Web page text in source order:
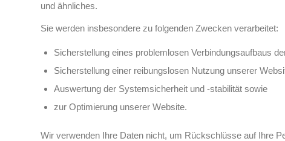
und ähnliches.
Sie werden insbesondere zu folgenden Zwecken verarbeitet:
Sicherstellung eines problemlosen Verbindungsaufbaus
Sicherstellung einer reibungslosen Nutzung unserer
Auswertung der Systemsicherheit und -stabilität sowie
zur Optimierung unserer Website.
Wir verwenden Ihre Daten nicht, um Rückschlüsse auf Ihre